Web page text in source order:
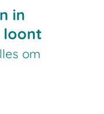
in
loont
om